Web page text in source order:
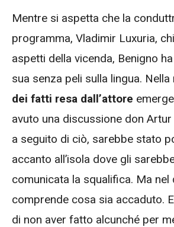
Mentre si aspetta che la
programma, Vladimir Luxuria,
aspetti della vicenda, Benigno
sua senza peli sulla lingua. Nella
dei fatti resa dall’attore
avuto una discussione don Artur
a seguito di ciò, sarebbe stato
accanto all’isola dove gli
comunicata la squalifica. Ma nel
comprende cosa sia accaduto.
di non aver fatto alcunché per